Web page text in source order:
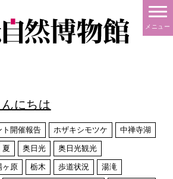
メニュー
にちは
ト開催報告 ホザキシモツケ 中禅寺湖
夏 奥日光 奥日光観光
ヶ原 栃木 歩道状況 湯滝